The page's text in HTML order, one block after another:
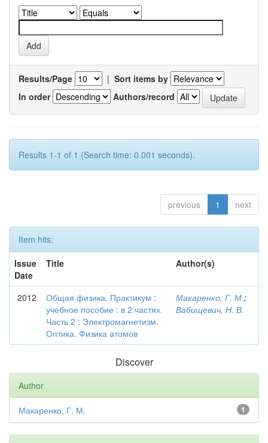
Results/Page | Sort items by
In order
Authors/record
Results 1-1 of 1 (Search time: 0.001 seconds).
previous 1 next
Item hits:
Issue
Date
Title Author(s)
2012
Общая физика. Практикум :
учебное пособие : в 2 частях.
Часть 2 : Электромагнетизм.
Оптика. Физика атомов
Макаренко, Г. М.;
Вабищевич, Н. В.
Discover
Author
1
Макаренко, Г. М.